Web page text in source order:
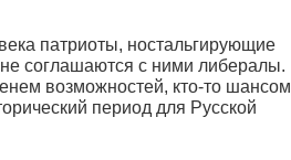
патриоты, ностальгирующие
соглашаются с ними либералы.
возможностей, кто-то шансом
период для Русской